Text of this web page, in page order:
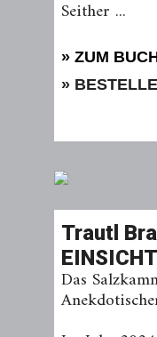
Seither ...
» ZUM
»
Trautl
Das